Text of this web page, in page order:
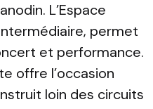
L’Espace
permet
et performance.
offre l’occasion
loin des circuits